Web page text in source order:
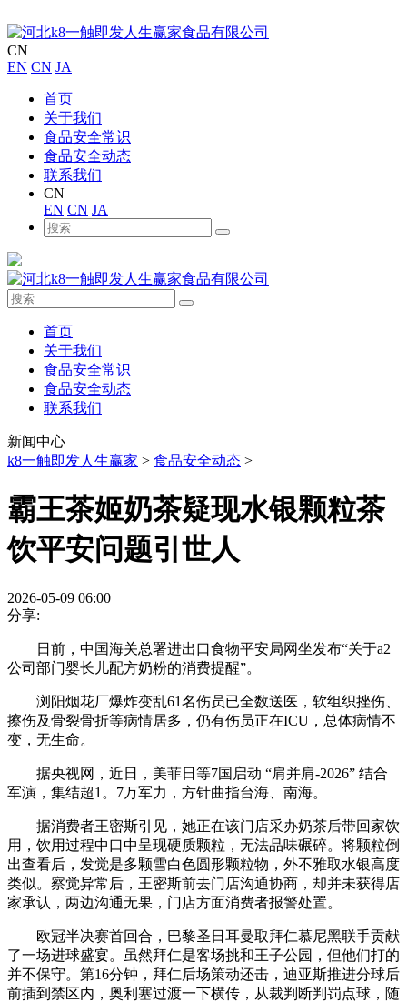
CN
EN CN JA
首页
关于我们
食品安全常识
食品安全动态
联系我们
CN
EN CN JA
首页
关于我们
食品安全常识
食品安全动态
联系我们
新闻中心
k8一触即发人生赢家 > 食品安全动态 >
霸王茶姬奶茶疑现水银颗粒茶
饮平安问题引世人
2026-05-09 06:00
分享:
日前，中国海关总署进出口食物平安局网坐发布“关于a2
公司部门婴长儿配方奶粉的消费提醒”。
浏阳烟花厂爆炸变乱61名伤员已全数送医，软组织挫伤、
擦伤及骨裂骨折等病情居多，仍有伤员正在ICU，总体病情不
变，无生命。
据央视网，近日，美菲日等7国启动 “肩并肩-2026” 结合
军演，集结超1。7万军力，方针曲指台海、南海。
据消费者王密斯引见，她正在该门店采办奶茶后带回家饮
用，饮用过程中口中呈现硬质颗粒，无法品味碾碎。将颗粒倒
出查看后，发觉是多颗雪白色圆形颗粒物，外不雅取水银高度
类似。察觉异常后，王密斯前去门店沟通协商，却并未获得店
家承认，两边沟通无果，门店方面消费者报警处置。
欧冠半决赛首回合，巴黎圣日耳曼取拜仁慕尼黑联手贡献
了一场进球盛宴。虽然拜仁是客场挑和王子公园，但他们打的
并不保守。第16分钟，拜仁后场策动还击，迪亚斯推进分球后
前插到禁区内，奥利塞过渡一下横传，从裁判断判罚点球，随